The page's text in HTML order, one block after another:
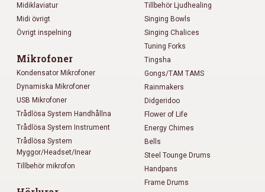
Midiklaviatur
Midi övrigt
Övrigt inspelning
Mikrofoner
Kondensator Mikrofoner
Dynamiska Mikrofoner
USB Mikrofoner
Trådlösa System Handhållna
Trådlösa System Instrument
Trådlösa System
Myggor/Headset/Inear
Tillbehör mikrofon
Tillbehör Ljudhealing
Singing Bowls
Singing Chalices
Tuning Forks
Tingsha
Gongs/TAM TAMS
Rainmakers
Didgeridoo
Flower of Life
Energy Chimes
Bells
Steel Tounge Drums
Handpans
Frame Drums